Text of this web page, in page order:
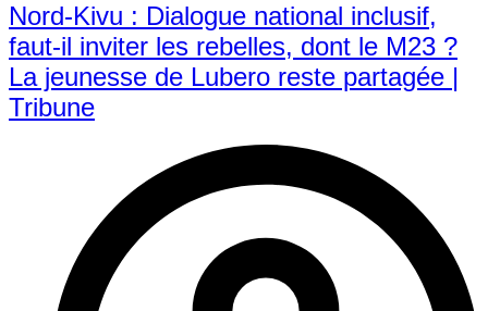
Nord-Kivu : Dialogue national inclusif,
faut-il inviter les rebelles, dont le M23 ?
La jeunesse de Lubero reste partagée |
Tribune